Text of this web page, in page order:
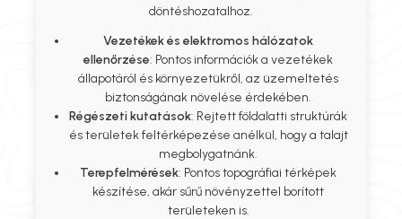
döntéshozatalhoz.
Vezetékek és elektromos hálózatok
ellenőrzése: Pontos információk a vezetékek
állapotáról és környezetükről, az üzemeltetés
biztonságának növelése érdekében.
Régészeti kutatások: Rejtett földalatti struktúrák
és területek feltérképezése anélkül, hogy a talajt
megbolygatnánk.
Terepfelmérések: Pontos topográfiai térképek
készítése, akár sűrű növényzettel borított
területeken is.